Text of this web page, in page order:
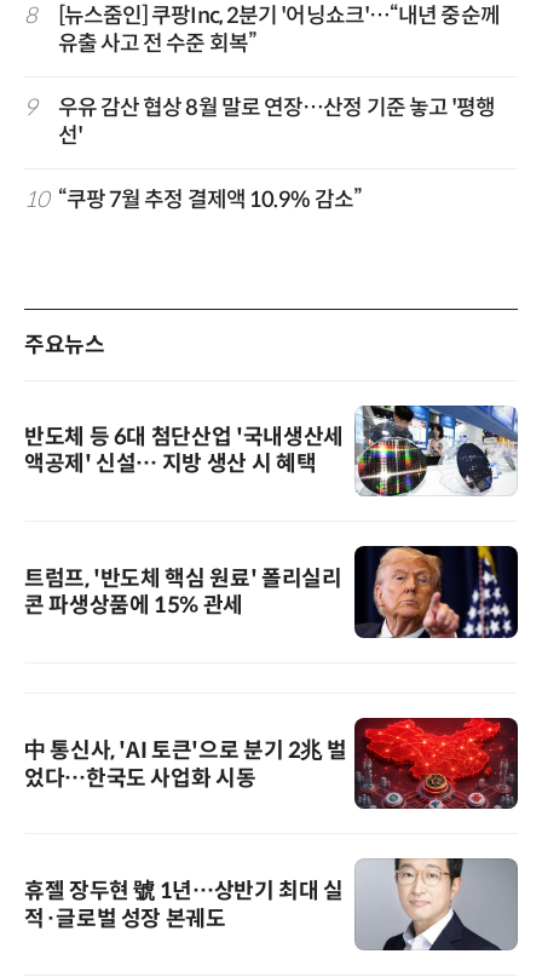
8
[뉴스줌인] 쿠팡Inc, 2분기 '어닝쇼크'…“내년 중순께
유출 사고 전 수준 회복”
9
우유 감산 협상 8월 말로 연장…산정 기준 놓고 '평행
선'
10 “쿠팡 7월 추정 결제액 10.9% 감소”
주요뉴스
반도체 등 6대 첨단산업 '국내생산세
액공제' 신설… 지방 생산 시 혜택
트럼프, '반도체 핵심 원료' 폴리실리
콘 파생상품에 15% 관세
中 통신사, 'AI 토큰'으로 분기 2兆 벌
었다…한국도 사업화 시동
휴젤 장두현 號 1년…상반기 최대 실
적·글로벌 성장 본궤도